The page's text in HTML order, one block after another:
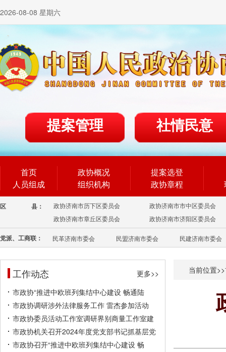
2026-08-08 星期六
提案管理 社情民意
首页
人员组成
政协概况
组织机构
提案选登
政协章程
区 县： 政协济南市历下区委员会
政协济南市市中区委员会
政协济南市章丘区委员会
政协济南市济阳区委员会
党派、工商联： 民革济南市委会 民盟济南市委会 民建济南市委会
工作动态
更多>>
市政协“推进中欧班列集结中心建设 畅通陆
市政协调研涉外法律服务工作 雷杰参加活动
市政协委员活动工作室调研界别商量工作室建
市政协机关召开2024年度党支部书记抓基层党
市政协召开“推进中欧班列集结中心建设 畅
当前位置>>